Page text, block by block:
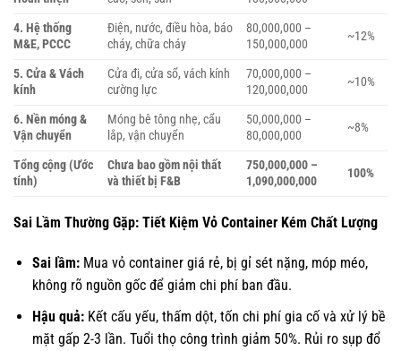
4. Hệ thống
M&E, PCCC
Điện, nước, điều hòa, báo
cháy, chữa cháy
80,000,000 –
150,000,000
~12%
5. Cửa & Vách
kính
Cửa đi, cửa sổ, vách kính
cường lực
70,000,000 –
120,000,000
~10%
6. Nền móng &
Vận chuyển
Móng bê tông nhẹ, cẩu
lắp, vận chuyển
50,000,000 –
80,000,000
~8%
Tổng cộng (Ước
tính)
Chưa bao gồm nội thất
và thiết bị F&B
750,000,000 –
1,090,000,000
100%
Sai Lầm Thường Gặp: Tiết Kiệm Vỏ Container Kém Chất Lượng
Sai lầm:Mua vỏ container giá rẻ, bị gỉ sét nặng, móp méo,
không rõ nguồn gốc để giảm chi phí ban đầu.
Hậu quả:Kết cấu yếu, thấm dột, tốn chi phí gia cố và xử lý bề
mặt gấp 2-3 lần. Tuổi thọ công trình giảm 50%. Rủi ro sụp đổ